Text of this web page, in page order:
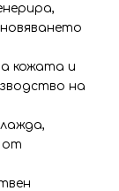
кожата и
на
от